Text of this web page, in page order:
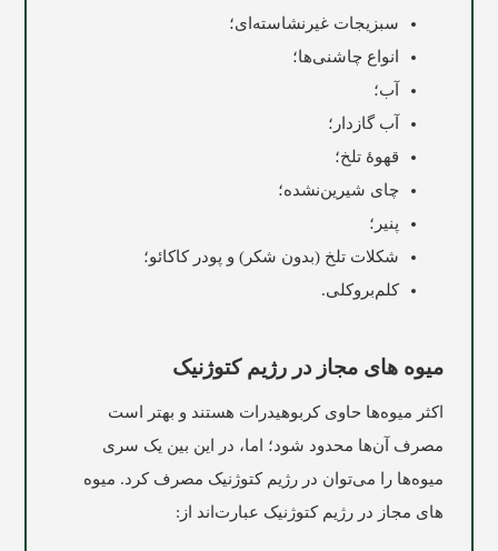
سبزیجات غیرنشاسته‌ای؛
انواع چاشنی‌ها؛
آب؛
آب گازدار؛
قهوۀ تلخ؛
چای شیرین‌نشده؛
پنیر؛
شکلات تلخ (بدون شکر) و پودر کاکائو؛
کلم‌بروکلی.
میوه های مجاز در رژیم کتوژنیک
اکثر میوه‌ها حاوی کربوهیدرات هستند و بهتر است
مصرف آن‌ها محدود شود؛ اما، در این بین یک سری
میوه‌ها را می‌توان در رژیم کتوژنیک مصرف کرد. میوه
های مجاز در رژیم کتوژنیک عبارت‌اند از: